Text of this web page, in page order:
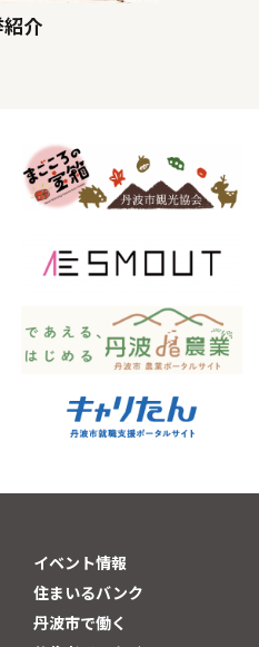
紹介
イベント情報
住まいるバンク
丹波市で働く